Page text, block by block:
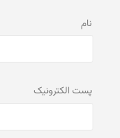
نام
پست الكترونيک